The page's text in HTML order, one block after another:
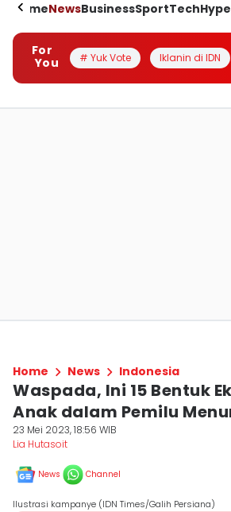
HomeNewsBusinessSportTechHype
For
You
# Yuk Vote Iklanin di IDN
Home News Indonesia
Waspada, Ini 15 Bentuk
Anak dalam Pemilu
23 Mei 2023, 18:56 WIB
Lia Hutasoit
News Channel
Ilustrasi kampanye (IDN Times/Galih Persiana)